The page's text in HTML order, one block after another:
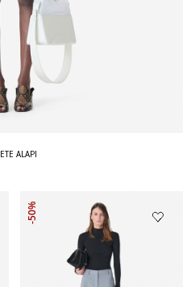
ALAPI
-50%